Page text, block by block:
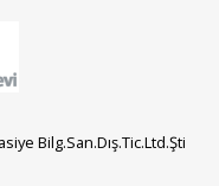
Bilg.San.Dış.Tic.Ltd.Şti